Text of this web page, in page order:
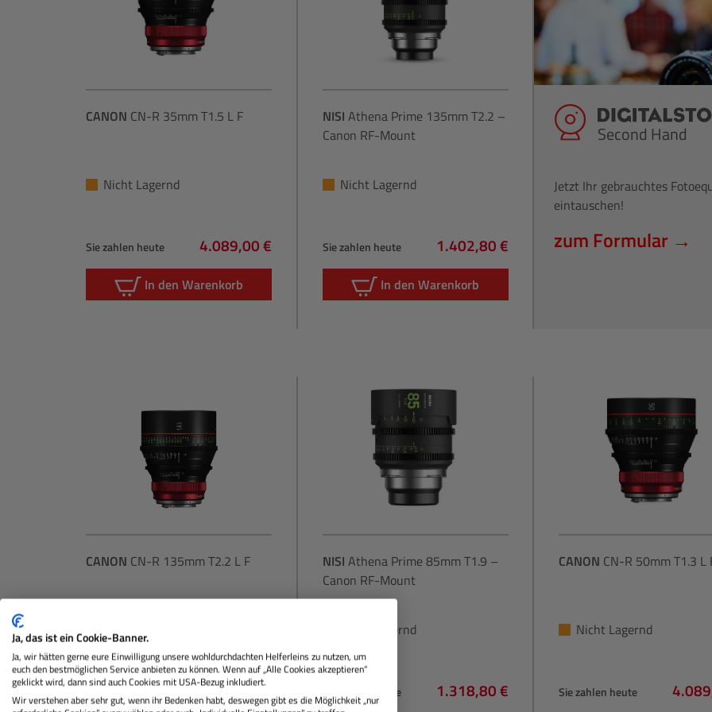
CANON CN-R 35mm T1.5 L F
Nicht Lagernd
Sie zahlen heute
Regulärer Preis:
4.089,00 €
In den Warenkorb
NISI Athena Prime 135mm T2.2 –
Canon RF-Mount
Nicht Lagernd
Sie zahlen heute
Regulärer Preis:
1.402,80 €
In den Warenkorb
Second Hand
Jetzt Ihr gebrauchtes
eintauschen!
zum Formular →
CANON CN-R 135mm T2.2 L F
Nicht Lagernd
Sie zahlen heute 4.619,00 €
NISI Athena Prime 85mm T1.9 –
Canon RF-Mount
Nicht Lagernd
Sie zahlen heute 1.318,80 €
CANON CN-R 50mm T1.3 L
Nicht Lagernd
Sie zahlen heute
Ja, das ist ein Cookie-Banner.
Ja, wir hätten gerne eure Einwilligung unsere wohldurchdachten Helferleins zu nutzen, um
euch den bestmöglichen Service anbieten zu können. Wenn auf „Alle Cookies akzeptieren“
geklickt wird, dann sind auch Cookies mit USA-Bezug inkludiert.
Wir verstehen aber sehr gut, wenn ihr Bedenken habt, deswegen gibt es die Möglichkeit „nur